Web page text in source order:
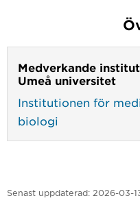
Medverkande
Umeå universitet
Institutionen för
biologi
Senast uppdaterad: 2026-03-